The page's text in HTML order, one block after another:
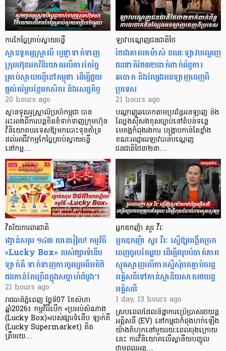
ការកែច្នៃគ្រាប់ស្វាយចន្ទី
ស្ថានទូតអូស្ត្រាលី ប្តេជ្ញាទាក់ទាញ
ក្រុមហ៊ុនមក​វិនិយោគលើការកែច្នៃ
គ្រាប់ស្វាយចន្ទីនៅកម្ពុជា ដើម្បីជួយ
ផ្តល់តម្លៃបន្ថែមកសិករ និងសេដ្ឋកិច្ច
20 hours ago
ស្ថានទូតអូស្ត្រាលីប្រចាំកម្ពុជា បាន
អះអាងពីការបន្តខិតខំទាក់ទាញក្រុមហ៊ុន
វិនិយោគបរទេសឱ្យមកបោះទុនគាំទ្រ
ដល់អាជីវកម្មកែច្នៃគ្រាប់ស្វាយចន្ទី
នៅកម្ព…
ឡាវបណ្តេញជនជាតិថៃ
ថៃរងភាពអាម៉ាស់ ខណៈឡាវបណ្តេញ
ជនជាតិថៃ៣២នាក់ពាក់ព័ន្ធការ
ឆបោក និងល្បែងអនឡាញចេញពី
ប្រទេស
21 hours ago
បណ្តាញឆបោកតាមប្រព័ន្ធអនឡាញ និង
ល្បែងស៊ីសងខុសច្បាប់នៅតំបន់ទន្លេ
មេគង្គកំពុងរងការ បង្ក្រាប​កាន់តែខ្លាំង
ខណៈអាជ្ញាធរឡាវបានបណ្តេញ
ជនជាតិថៃ៣២នា…
វិស័យការពារជាតិ
រង្វាន់សរុប ១៤៣ លានរៀល! កម្មវិធី
«Lucky Box» របស់ផ្សារទំនើប
ឡាក់គី ទាក់ទាញការចូលរួមពីអតិថិ
ជនកាន់តែច្រើនក្នុងសប្តាហ៍ដំបូង។
21 hours ago
រាជធានីភ្នំពេញ ថ្ងៃទី07 ខែសីហា
ឆ្នាំ2026៖ កម្មវិធីបើក «ប្រអប់សំណាង
(Lucky Box)»របស់ផ្សារទំនើប ឡាក់គី
(Lucky Supermarket) គិត
ត្រឹមរយ…
អ្នកឧកញ៉ា សួរ វីរៈ
អ្នកឧកញ៉ា សួរ វីរៈ ស្នើឱ្យបង្កើតច្រក
ចេញចូលតែមួយ ដើម្បីលុបបំបាត់ភាព
ស្មុគស្មាញលើការស្នើសុំបតភ្ជាប់ចរន្ត
អគ្គិសនីទៅកាន់ស្ថានីយសាករថយន្ត
អគ្គិសនី
1 day, 13 hours ago
ស្របពេលដែលនិន្នាការប្រើប្រាស់រថយន្ត
អគ្គិសនី (EV) នៅកម្ពុជាកំពុងហក់ឡើង
យ៉ាងគំហុកនៅមួយរយៈពេលចុងក្រោយ
នេះ ការវិនិយោគលើស្ថានីយបញ្ចូល
ថាមពលអគ្គ…